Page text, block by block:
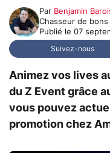
Par Benjamin
Chasseur de bons
Publié le 07
Suivez-nous
Animez vos lives
du Z Event grâce
vous pouvez
promotion chez